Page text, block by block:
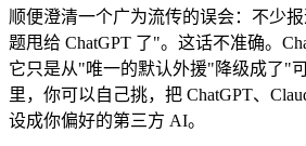
顺便澄清一个广为流传的误会：不少
题甩给 ChatGPT 了"。这话不准确。
它只是从"唯一的默认外援"降级成了"
里，你可以自己挑，把 ChatGPT、
设成你偏好的第三方 AI。